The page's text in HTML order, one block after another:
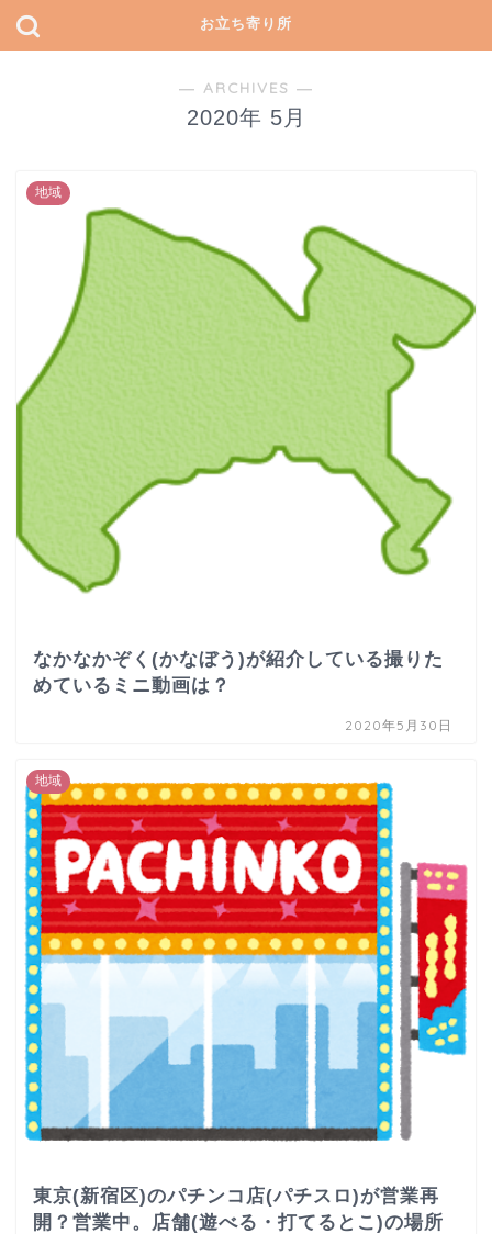
お立ち寄り所
― ARCHIVES ―
2020年 5月
地域
なかなかぞく(かなぼう)が紹介している撮りた
めているミニ動画は？
2020年5月30日
地域
東京(新宿区)のパチンコ店(パチスロ)が営業再
開？営業中。店舗(遊べる・打てるとこ)の場所